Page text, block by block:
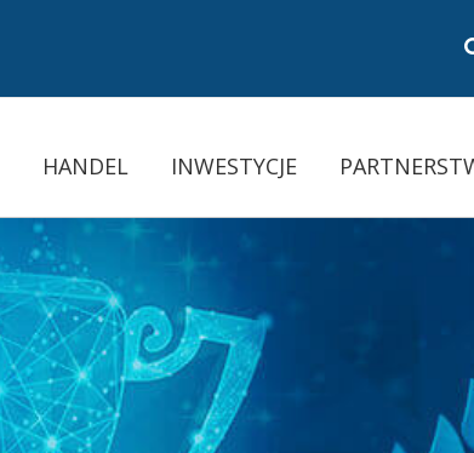
HANDEL INWESTYCJE